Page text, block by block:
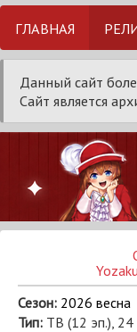
ГЛАВНАЯ
Данный сайт
Сайт является
Сезон: 2026 весна
Тип: ТВ (12 эп.), 24